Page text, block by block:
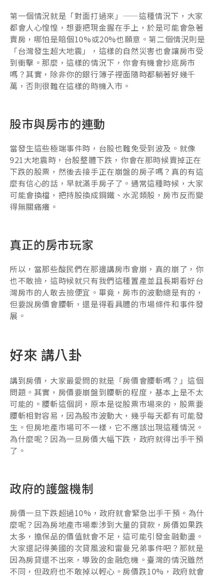
第一個情況就是「對面打過來」——這種情況下，大家
都會人心惶惶，想要把現金握在手上，於是可能會急著
賣房，哪怕是賠個10%或20%也願意。第二個情況則是
「台灣發生超大地震」，這樣的自然災害也會讓房市受
到衝擊。那麼，這樣的情況下，你會有機會抄底房市
嗎？其實，除非你的銀行簿子裡面隨時都躺著好幾千
萬，否則很難在這樣的時機入市。
股市與房市的連動
當發生這些極端事件時，台股也難免受到波及。就像
921大地震時，台股整體下跌，你會在那時候賣掉正在
下跌的股票，然後去接手正在崩盤的房子嗎？真的有這
麼有信心的話，早就滿手房子了。通常這種時候，大家
可能會換檔，把持股換成鋼鐵、水泥類股，房市反而變
得無關痛癢。
真正的房市玩家
所以，當那些酸民們在那邊講房市會崩，真的崩了，你
也不敢撿，這時候就只有我們這種置產並且長期看好台
灣房市的人敢去撿便宜。畢竟，房市的波動總是有的，
但要說房價會腰斬，還是得看具體的市場條件和事件發
展。
好來 講八卦
講到房價，大家最愛問的就是「房價會腰斬嗎？」這個
問題。其實，房價要崩盤到腰斬的程度，基本上是不太
可能的。腰斬這個詞，原本是從股票市場來的，股票要
腰斬相對容易，因為股市波動大，幾乎每天都有可能發
生。但房地產市場可不一樣，它不應該出現這種情況。
為什麼呢？因為一旦房價大幅下跌，政府就得出手干預
了。
政府的護盤機制
房價一旦下跌超過10%，政府就會緊急出手干預。為什
麼呢？因為房地產市場牽涉到大量的貸款，房價如果跌
太多，擔保品的價值就會不足，這可能引發金融動盪。
大家還記得美國的次貸風波和雷曼兄弟事件吧？那就是
因為房貸還不出來，導致的金融危機。臺灣的情況雖然
不同，但政府也不敢掉以輕心。房價跌10%，政府就會